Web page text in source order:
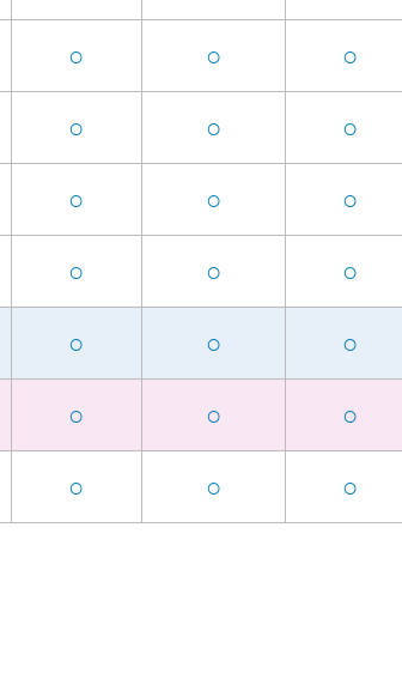
○ ○ ○
○ ○ ○
○ ○ ○
○ ○ ○
○ ○ ○
○ ○ ○
○ ○ ○